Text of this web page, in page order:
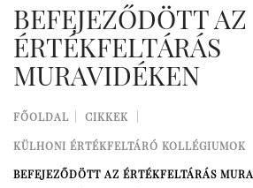
BEFEJEZŐDÖTT AZ
ÉRTÉKFELTÁRÁS
MURAVIDÉKEN
FŐOLDAL CIKKEK
KÜLHONI ÉRTÉKFELTÁRÓ KOLLÉGIUMOK
BEFEJEZŐDÖTT AZ ÉRTÉKFELTÁRÁS